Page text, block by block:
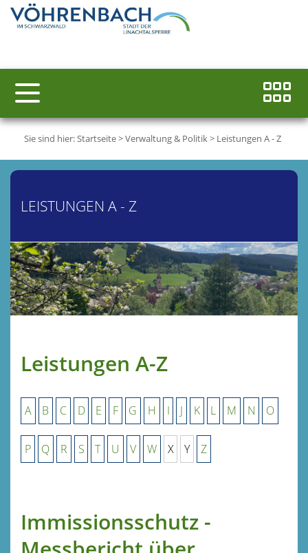
Sie sind hier:Startseite>Verwaltung & Politik> Leistungen A - Z
LEISTUNGEN A - Z
Leistungen A-Z
A B C D E F G H I J K L M N O
P Q R S T U V W X Y Z
Immissionsschutz -